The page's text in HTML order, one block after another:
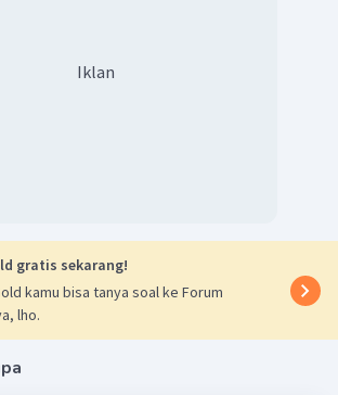
Iklan
gratis sekarang!
kamu bisa tanya soal ke Forum
lho.